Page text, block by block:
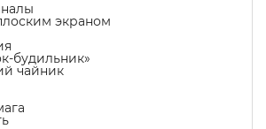
экраном
будильник»
чайник